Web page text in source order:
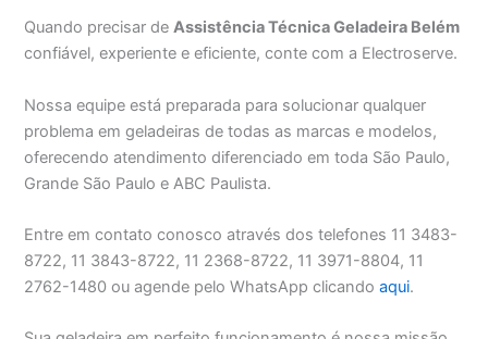
Quando precisar deAssistência Técnica Geladeira Belém
confiável, experiente e eficiente, conte com a Electroserve.
Nossa equipe está preparada para solucionar qualquer
problema em geladeiras de todas as marcas e modelos,
oferecendo atendimento diferenciado em toda São Paulo,
Grande São Paulo e ABC Paulista.
Entre em contato conosco através dos telefones 11 3483-
8722, 11 3843-8722, 11 2368-8722, 11 3971-8804, 11
2762-1480 ou agende pelo WhatsApp clicandoaqui.